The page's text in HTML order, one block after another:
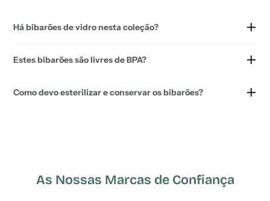
Há bibarões de vidro nesta coleção?
Estes bibarões são livres de BPA?
Como devo esterilizar e conservar os bibarões?
As Nossas Marcas de Confiança